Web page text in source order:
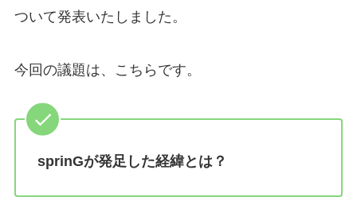
ついて発表いたしました。
今回の議題は、こちらです。
sprinGが発足した経緯とは？